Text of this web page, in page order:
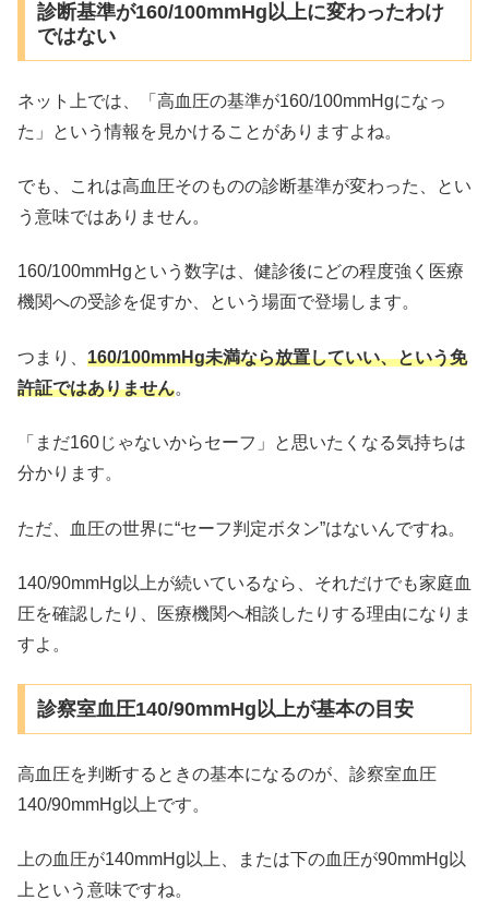
診断基準が160/100mmHg以上に変わったわけ
ではない
ネット上では、「高血圧の基準が160/100mmHgになっ
た」という情報を見かけることがありますよね。
でも、これは高血圧そのものの診断基準が変わった、とい
う意味ではありません。
160/100mmHgという数字は、健診後にどの程度強く医療
機関への受診を促すか、という場面で登場します。
つまり、 160/100mmHg未満なら放置していい、という免
許証ではありません。
「まだ160じゃないからセーフ」と思いたくなる気持ちは
分かります。
ただ、血圧の世界に“セーフ判定ボタン”はないんですね。
140/90mmHg以上が続いているなら、それだけでも家庭血
圧を確認したり、医療機関へ相談したりする理由になりま
すよ。
診察室血圧140/90mmHg以上が基本の目安
高血圧を判断するときの基本になるのが、診察室血圧
140/90mmHg以上です。
上の血圧が140mmHg以上、または下の血圧が90mmHg以
上という意味ですね。